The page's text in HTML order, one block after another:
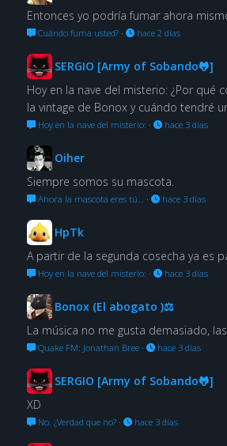
Entonces yo podría fumar ahora
Cuándo fuma usted?· hace 2 días
SERGIO [Army of Sobando🐸]
Hoy en la nave del misterio: ¿Por qué
la vintage de Bonox y cuándo tendré
Hoy en la nave del misterio: · hace 3 días
Oiher
Siempre somos su mascota.
Ahora la mascota eres tú… · hace 3 días
HpTk
A partir de la segunda cosecha ya es
Hoy en la nave del misterio: · hace 3 días
Bonox (El abogato )⚖
La música no me gusta demasiado,
Quake FM: Jonathan Bree· hace 3 días
SERGIO [Army of Sobando🐸]
XD
No. ¿Verdad que no?· hace 3 días